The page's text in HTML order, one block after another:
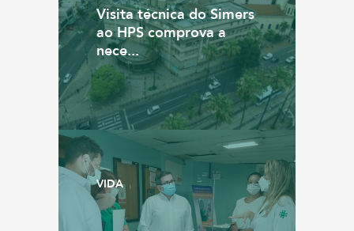
Visita técnica do Simers
ao HPS comprova a
nece...
VIDA